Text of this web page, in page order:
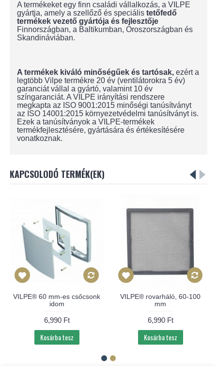
A termékeket egy finn családi vállalkozás, a VILPE
gyártja, amely a szellőző és speciális tetőfedő
termékek vezető gyártója és fejlesztője
Finnországban, a Baltikumban, Oroszországban és
Skandináviában.
A termékek kiváló minőségűek és tartósak, ezért a
legtöbb Vilpe termékre 20 év (ventilátorokra 5 év)
garanciát vállal a gyártó, valamint 10 év
színgaranciát. A VILPE irányítási rendszere
megkapta az ISO 9001:2015 minőségi tanúsítványt
az ISO 14001:2015 környezetvédelmi tanúsítványt is.
Ezek a tanúsítványok a VILPE-termékek
termékfejlesztésére, gyártására és értékesítésére
vonatkoznak.
KAPCSOLODÓ TERMÉK(EK)
VILPE® 60 mm-es csőcsonk
idom
6,990 Ft
Kosárba tesz
VILPE® rovarháló, 60-100
mm
6,990 Ft
Kosárba tesz